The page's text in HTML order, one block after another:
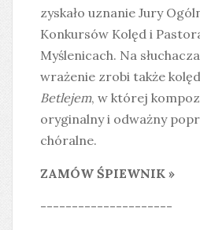
zyskało uznanie Jury
Konkursów Kolęd i
Myślenicach. Na
wrażenie zrobi także
Betlejem, w której
oryginalny i odważny
chóralne.
ZAMÓW ŚPIEWNIK »
---------------------